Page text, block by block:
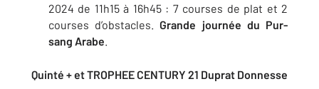
2024 de 11h15 à 16h45 : 7 courses de plat et 2
courses d’obstacles.Grande journée du Pur-
sang Arabe.
Quinté + et TROPHEE CENTURY 21 Duprat Donnesse